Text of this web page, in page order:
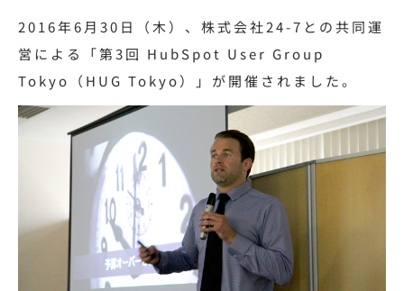
2016年6月30日（木）、株式会社24-7との共同運
営による「第3回 HubSpot User Group
Tokyo（HUG Tokyo）」が開催されました。